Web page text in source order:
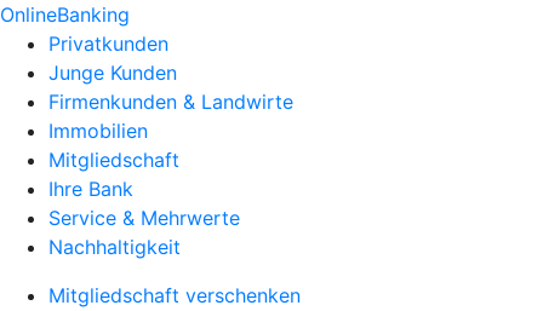
OnlineBanking
Privatkunden
Junge Kunden
Firmenkunden & Landwirte
Immobilien
Mitgliedschaft
Ihre Bank
Service & Mehrwerte
Nachhaltigkeit
Mitgliedschaft verschenken